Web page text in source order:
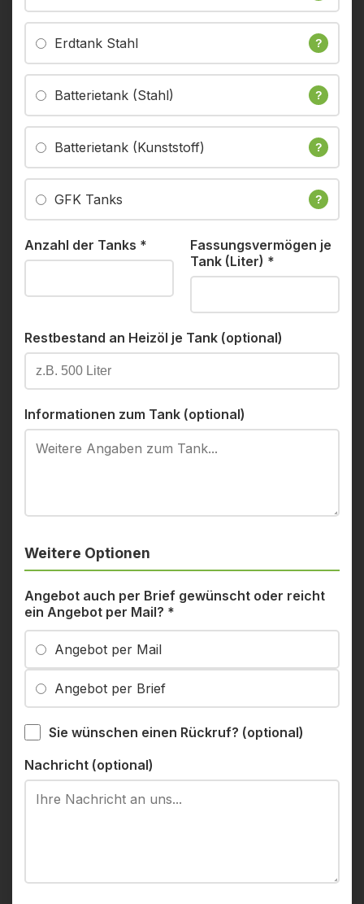
Erdtank Stahl ?
Batterietank (Stahl) ?
Batterietank (Kunststoff) ?
GFK Tanks ?
Anzahl der Tanks *
Fassungsvermögen je
Tank (Liter) *
Restbestand an Heizöl je Tank (optional)
Informationen zum Tank (optional)
Weitere Optionen
Angebot auch per Brief gewünscht oder reicht
ein Angebot per Mail? *
Angebot per Mail
Angebot per Brief
Sie wünschen einen Rückruf? (optional)
Nachricht (optional)